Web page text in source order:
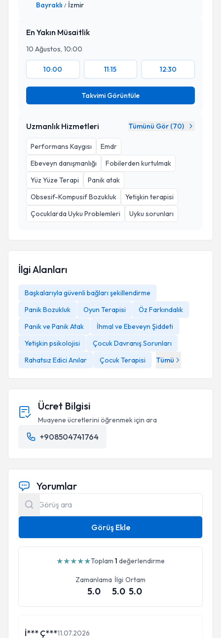
Bayraklı / İzmir
En Yakın Müsaitlik
10 Ağustos, 10:00
10:00 11:15 12:30
Takvimi Görüntüle
Uzmanlık Hizmetleri Tümünü Gör (70)
Performans Kaygısı
Emdr
Ebeveyn danışmanlığı
Fobilerden kurtulmak
Yüz Yüze Terapi
Panik atak
Obsesif-Kompusif Bozukluk
Yetişkin terapisi
Çocuklarda Uyku Problemleri
Uyku sorunları
İlgi Alanları
Başkalarıyla güvenli bağları şekillendirme
Panik Bozukluk
Oyun Terapisi
Öz Farkındalık
Panik ve Panik Atak
İhmal ve Ebeveyn Şiddeti
Yetişkin psikolojisi
Çocuk Davranış Sorunları
Rahatsız Edici Anılar
Çocuk Terapisi Tümü
Ücret Bilgisi
Muayene ücretlerini öğrenmek için ara
+908504741764
Yorumlar
Görüş Ekle
★★★★★Toplam 1 değerlendirme
Zamanlama
5.0
İlgi
5.0
Ortam
5.0
İ*** Ç***11.07.2026